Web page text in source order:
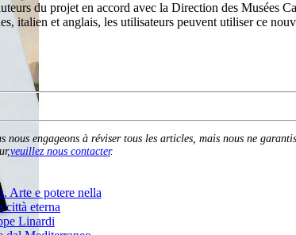
du projet en accord avec la Direction des Musées
italien et anglais, les utilisateurs peuvent utiliser ce
engageons à réviser tous les articles, mais nous ne
veuillez nous contacter.